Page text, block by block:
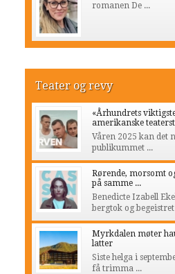
romanen De ...
Teater og revy
«Århundrets
amerikanske
Våren 2025 kan det
publikummet ...
Rørende, morsomt
på samme ...
Benedicte Izabell
bergtok og begeistret
Myrkdalen møter
latter
Siste helga i
få trimma ...